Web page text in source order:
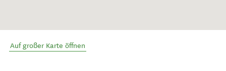
Auf großer Karte öffnen